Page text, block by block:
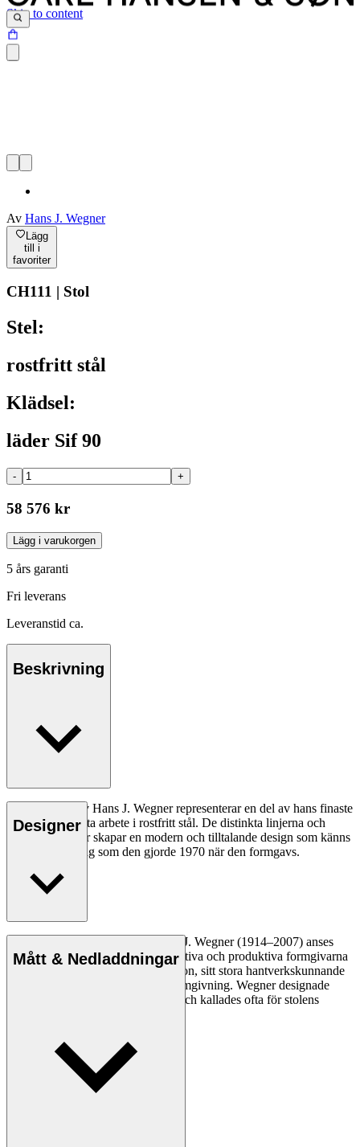
Skip to content
Av Hans J. Wegner
Lägg
till i
favoriter
CH111 | Stol
Stel:
rostfritt stål
Klädsel:
läder Sif 90
- +
58 576 kr
Lägg i varukorgen
5 års garanti
Fri leverans
Leveranstid ca.
Beskrivning
CH111 Chair av Hans J. Wegner representerar en del av hans finaste
och mest intrikata arbete i rostfritt stål. De distinkta linjerna och
fokus på detaljer skapar en modern och tilltalande design som känns
lika modern i dag som den gjorde 1970 när den formgavs.
Läs mer
Designer
Den danske möbeldesignern Hans J. Wegner (1914–2007) anses
vara en av de mest kreativa, innovativa och produktiva formgivarna
genom tiderna, känd för sin precision, sitt stora hantverkskunnande
och sin kompromisslösa syn på formgivning. Wegner designade
nästan 500 stolar under sin livstid och kallades ofta för stolens
Läs mer om Hans J. Wegner
Mått & Nedladdningar